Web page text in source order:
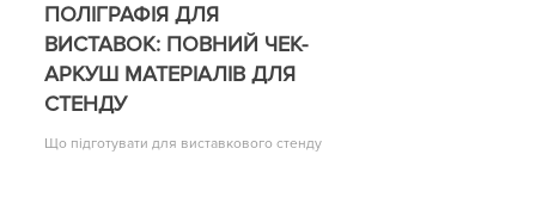
ПОЛІГРАФІЯ ДЛЯ
ВИСТАВОК: ПОВНИЙ ЧЕК-
АРКУШ МАТЕРІАЛІВ ДЛЯ
СТЕНДУ
Що підготувати для виставкового стенду